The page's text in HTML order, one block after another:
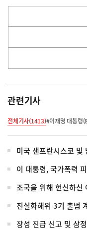
다
음
관련기사
전체기사(1413)#이재명 대통령
미국 샌프란시스코 및
이 대통령, 국가폭력 피
조국을 위해 헌신하신
진실화해위 3기 출범
장성 진급 신고 및 삼